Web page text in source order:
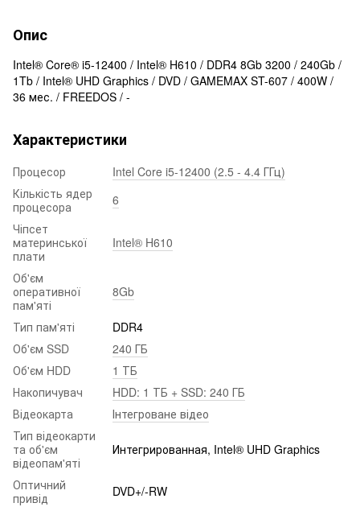
Опис
Intel® Core® i5-12400 / Intel® H610 / DDR4 8Gb 3200 / 240Gb /
1Tb / Intel® UHD Graphics / DVD / GAMEMAX ST-607 / 400W /
36 мес. / FREEDOS / -
Характеристики
Процесор
Intel Core i5-12400 (2.5 - 4.4 ГГц)
Кількість ядер
процесора
6
Чіпсет
материнської
плати
Intel® H610
Об'єм
оперативної
пам'яті
8Gb
Тип пам'яті
DDR4
Об'єм SSD
240 ГБ
Об'єм HDD
1 ТБ
Накопичувач
HDD: 1 ТБ + SSD: 240 ГБ
Відеокарта
Інтегроване відео
Тип відеокарти
та об'єм
відеопам'яті
Интегрированная, Intel® UHD Graphics
Оптичний
привід
DVD+/-RW